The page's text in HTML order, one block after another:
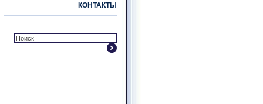
КОНТАКТЫ